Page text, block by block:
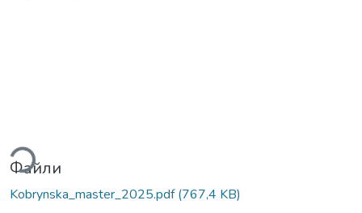
Файли
Kobrynska_master_2025.pdf(767,4 KB)